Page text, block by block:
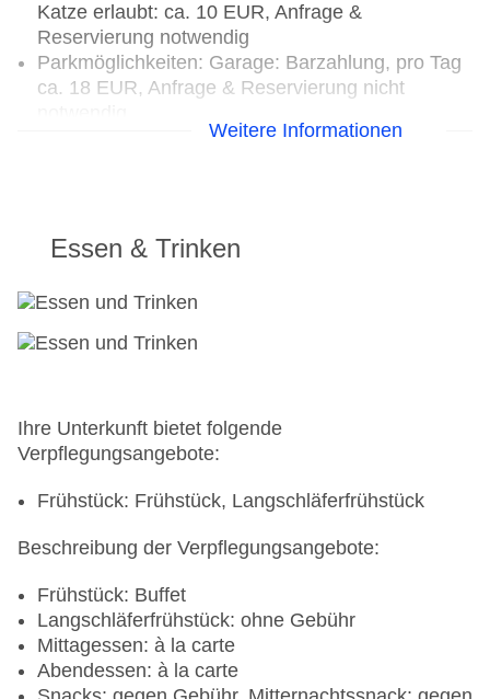
Katze erlaubt: ca. 10 EUR, Anfrage &
Reservierung notwendig
Parkmöglichkeiten: Garage: Barzahlung, pro Tag
ca. 18 EUR, Anfrage & Reservierung nicht
Tagungseinrichtungen: Konferenzräume: 6,
Gebäudeanzahl: 1, Etagen: 13, Zimmer: 338
Landeskategorie: 3 Sterne
Weitere Informationen
Essen & Trinken
Ihre Unterkunft bietet folgende
Verpflegungsangebote:
Frühstück: Frühstück, Langschläferfrühstück
Beschreibung der Verpflegungsangebote:
Frühstück: Buffet
Langschläferfrühstück: ohne Gebühr
Mittagessen: à la carte
Abendessen: à la carte